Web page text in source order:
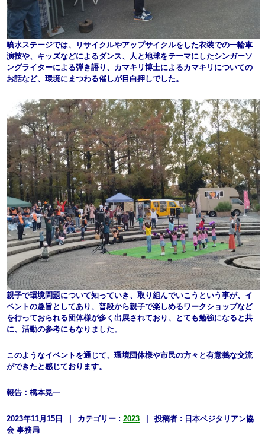
噴水ステージでは、リサイクルやアップサイクルをした衣装での一輪車
演技や、キッズなどによるダンス、人と地球をテーマにしたシンガーソ
ングライターによる弾き語り、カマキリ博士によるカマキリについての
お話など、環境にまつわる催しが目白押しでした。
親子で環境問題について知っていき、取り組んでいこうという事が、イ
ベントの趣旨としてあり、普段から親子で楽しめるワークショップなど
を行っておられる団体様が多く出展されており、とても勉強になると共
に、活動の参考にもなりました。
このようなイベントを通じて、環境団体様や市民の方々と有意義な交流
ができたと感じております。
報告：橋本晃一
2023年11月15日 | カテゴリー : 2023 |
投稿者 : 日本ベジタリアン協
会 事務局